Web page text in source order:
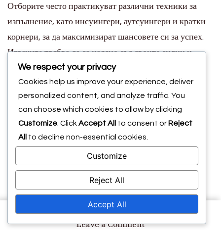
Leave a Commenton
Отборите често практикуват различни техники за
изпълнение, като инсуингери, аутсуингери и кратки
корнери, за да максимизират шансовете си за успех.
Играчите трябва да са наясно със своите силни и
слаби страни, както и с тези на противниците, за да
разработят ефективни стратегии. Например, отбор с
силни въздушни играчи може да предпочете високи,
извити изпълнения, докато отбор с бързи и пъргави
нападатели може да се възползва от ниски, бързи
центрирания.
Практикувайте различни техники за
изпълнение редовно.
Комуникирайте ясно, за да избегнете
объркване по време на изпълнението.
Анализирайте защитните настройки на
We respect your privacy
Cookies help us improve your experience, deliver
personalized content, and analyze traffic. You
can choose which cookies to allow by clicking
Customize . ClickAccept All to consent or Reject
All
to decline non-essential cookies.
Customize
Reject All
Accept All